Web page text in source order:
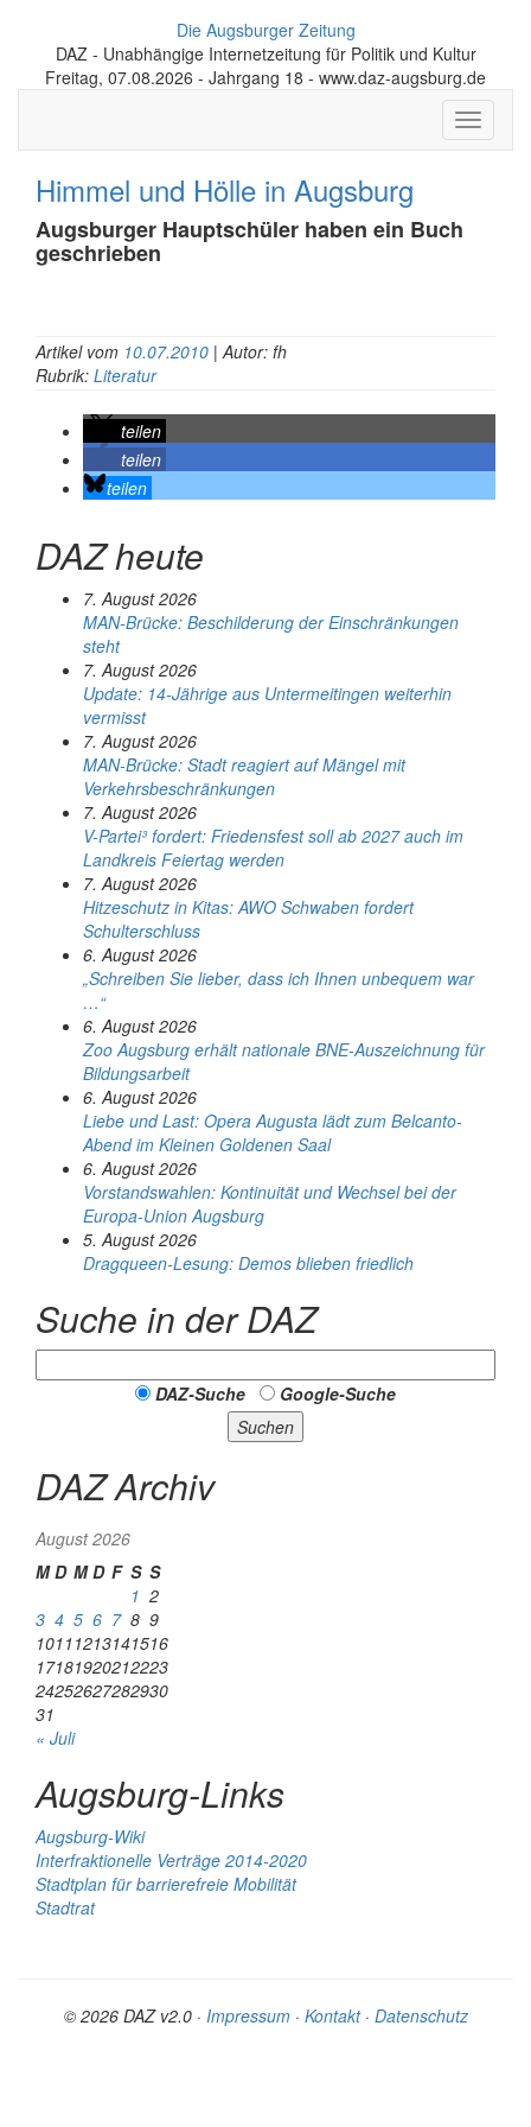
Die Augsburger Zeitung
DAZ - Unabhängige Internetzeitung für Politik und Kultur
Freitag, 07.08.2026 - Jahrgang 18 - www.daz-augsburg.de
Toggle
Himmel und Hölle in Augsburg
Augsburger Hauptschüler haben ein Buch
geschrieben
Artikel vom 10.07.2010 | Autor: fh
Rubrik: Literatur
teilen
teilen
teilen
DAZ heute
7. August 2026
MAN-Brücke: Beschilderung der Einschränkungen
steht
7. August 2026
Update: 14-Jährige aus Untermeitingen weiterhin
vermisst
7. August 2026
MAN-Brücke: Stadt reagiert auf Mängel mit
Verkehrsbeschränkungen
7. August 2026
V-Partei­³ fordert: Friedens­fest soll ab 2027 auch im
Land­kreis Feier­tag werden
7. August 2026
Hitzeschutz in Kitas: AWO Schwaben fordert
Schulterschluss
6. August 2026
„Schreiben Sie lieber, dass ich Ihnen unbequem war
…“
6. August 2026
Zoo Augsburg erhält nationale BNE-Auszeichnung für
Bildungsarbeit
6. August 2026
Liebe und Last: Opera Augusta lädt zum Belcanto-
Abend im Kleinen Goldenen Saal
6. August 2026
Vorstandswahlen: Kontinuität und Wechsel bei der
Europa-Union Augsburg
5. August 2026
Dragqueen-Lesung: Demos blieben friedlich
Suche in der DAZ
DAZ-Suche
Google-Suche
Suchen
DAZ Archiv
August 2026
M D M D F S S
1 2
3 4 5 6 7 8 9
10111213141516
17181920212223
24252627282930
31
« Juli
Augsburg-Links
Augsburg-Wiki
Interfraktionelle Verträge 2014-2020
Stadtplan für barrierefreie Mobilität
Stadtrat
© 2026 DAZ v2.0 · Impressum· Kontakt· Datenschutz